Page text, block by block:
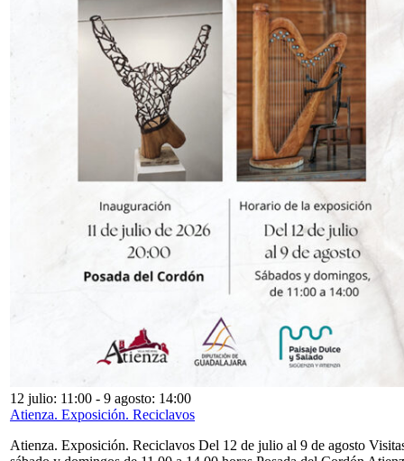
12 julio: 11:00 - 9 agosto: 14:00
Atienza. Exposición. Reciclavos
Atienza. Exposición. Reciclavos Del 12 de julio al 9 de agosto